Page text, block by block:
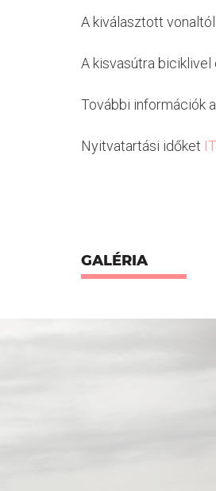
A kiválasztott
A kisvasútra
További információk
Nyitvatartási időket
GALÉRIA